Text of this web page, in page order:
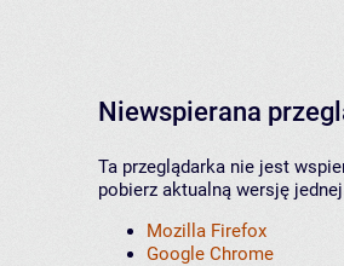
Niewspierana
Ta przeglądarka nie jest
pobierz aktualną wersję
Mozilla Firefox
Google Chrome